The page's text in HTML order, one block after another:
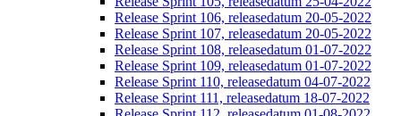
Release Sprint 106, releasedatum 20-05-2022
Release Sprint 107, releasedatum 20-05-2022
Release Sprint 108, releasedatum 01-07-2022
Release Sprint 109, releasedatum 01-07-2022
Release Sprint 110, releasedatum 04-07-2022
Release Sprint 111, releasedatum 18-07-2022